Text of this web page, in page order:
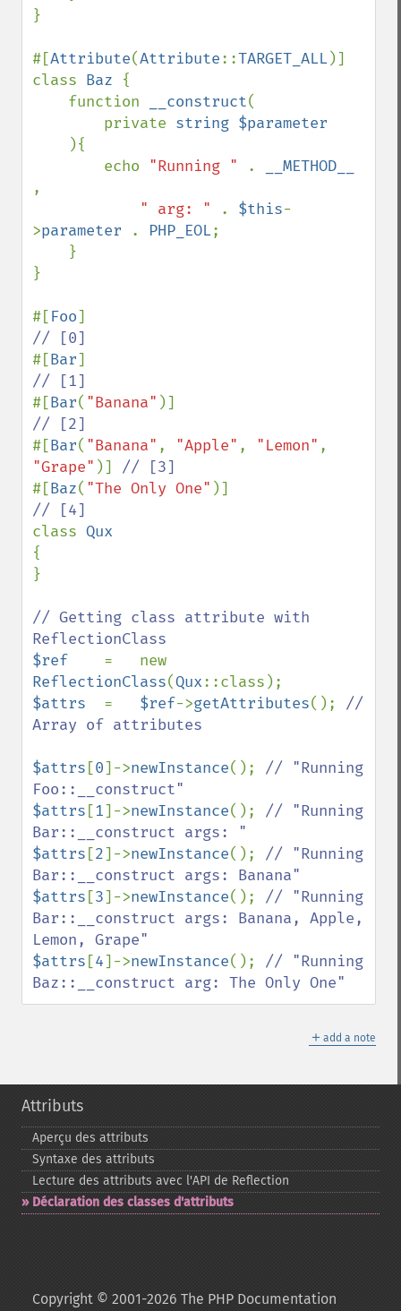
}
#[Attribute(Attribute::TARGET_ALL)]
class Baz {
    function
__construct(
        private
string $parameter
){
        echo
"Running " .
,
" arg: "
. $this-
>parameter . PHP_EOL;
}
#[Foo
#[Bar
#[Bar( "Banana"
#[Bar( "Banana" , "Apple" , "Lemon"
"Grape" )]
#[Baz( "The Only One"
class
{
}
// Getting class attribute with
$ref
ReflectionClass(Qux
$attrs = $ref->getAttributes(); //
Array of attributes
$attrs [0]->newInstance(); // "Running
$attrs [1]->newInstance(); // "Running
$attrs [2]->newInstance(); // "Running
$attrs [3]->newInstance(); // "Running
Bar::__construct args: Banana, Apple,
$attrs [4]->newInstance(); // "Running
Baz::__construct arg: The Only One"
＋ add a note
Attributs
Aperçu des attributs
Syntaxe des attributs
Lecture des attributs avec l'API de Reflection
Déclaration des classes d'attributs
Copyright © 2001-2026 The PHP Documentation